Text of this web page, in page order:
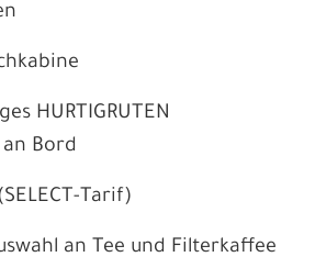
HURTIGRUTEN
Bord
Tarif)
an Tee und Filterkaffee